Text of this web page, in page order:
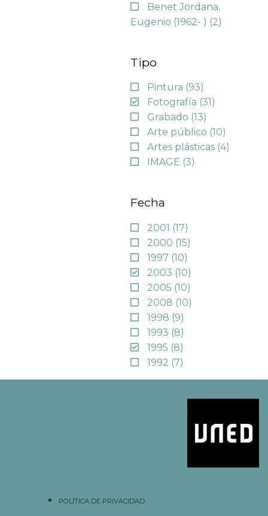
Benet Jordana,
Eugenio (1962- ) (2)
Tipo
Pintura (93)
Fotografía (31)
Grabado (13)
Arte público (10)
Artes plásticas (4)
IMAGE (3)
Fecha
2001 (17)
2000 (15)
1997 (10)
2003 (10)
2005 (10)
2008 (10)
1998 (9)
1993 (8)
1995 (8)
1992 (7)
POLÍTICA DE PRIVACIDAD